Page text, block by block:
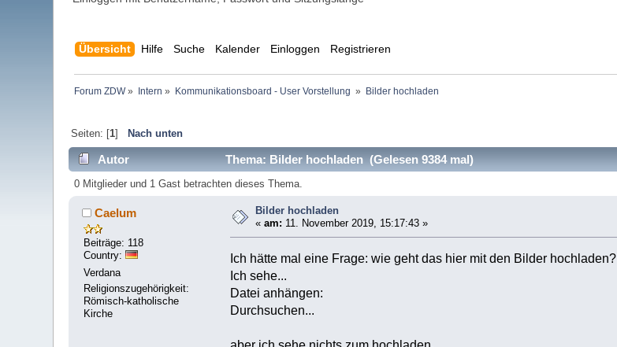
Übersicht Hilfe Suche Kalender Einloggen Registrieren
Forum ZDW» Intern » Kommunikationsboard - User Vorstellung » Bilder hochladen
Seiten: [1] Nach unten
Autor Thema: Bilder hochladen (Gelesen 9384 mal)
0 Mitglieder und 1 Gast betrachten dieses Thema.
Caelum
Beiträge: 118
Country:
Verdana
Religionszugehörigkeit:
Römisch-katholische
Kirche
Bilder hochladen
«am: 11. November 2019, 15:17:43 »
Ich hätte mal eine Frage: wie geht das hier mit den Bilder hochladen?
Ich sehe...
Datei anhängen:
Durchsuchen...